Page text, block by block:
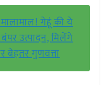
गेहूं की ये
उत्पादन, मिलेंगे
बेहतर गुणवत्ता